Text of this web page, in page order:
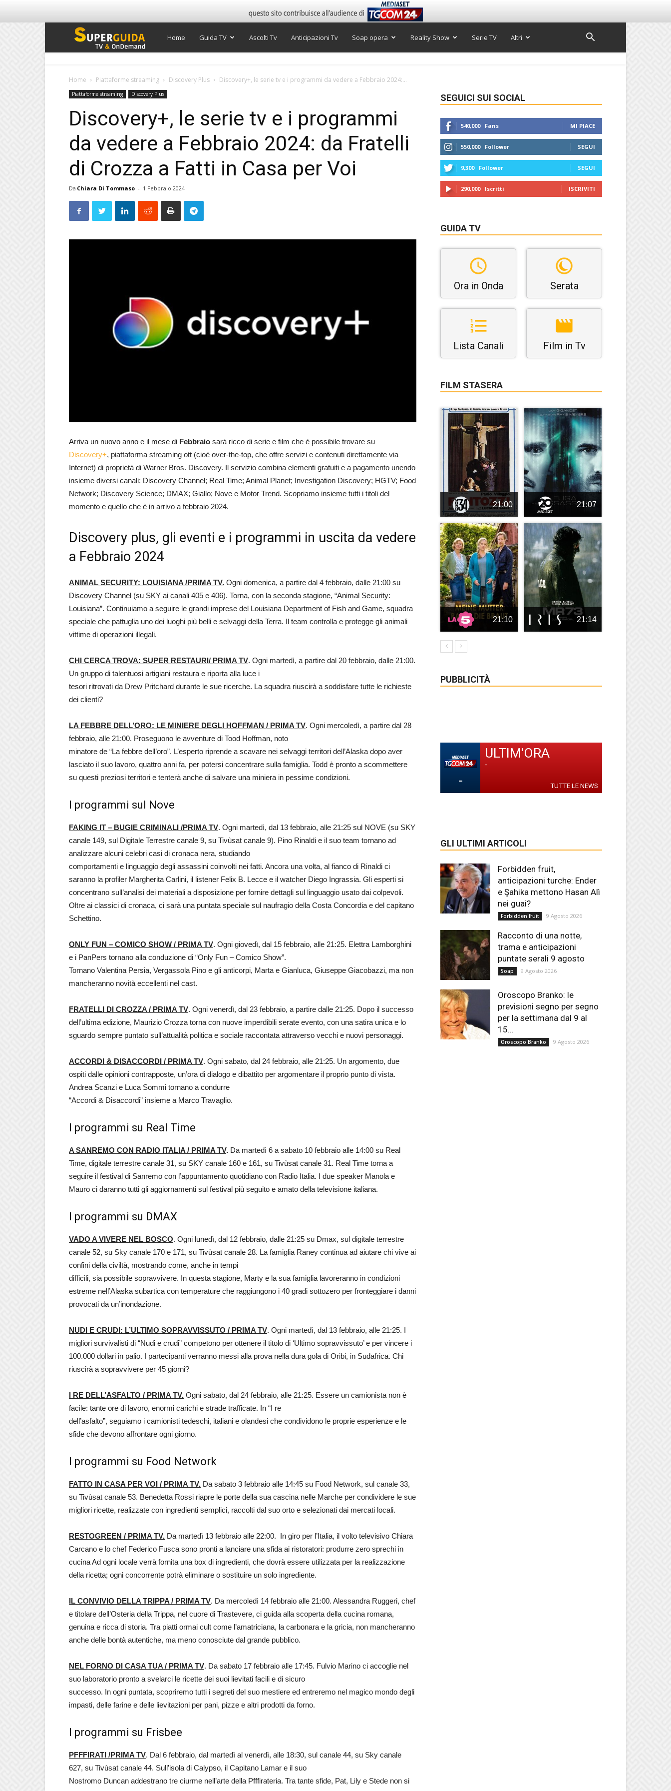
Super
TV
Home Guida TV Ascolti Tv Anticipazioni Tv Soap opera Reality Show Serie TV Altri
Home Piattaforme streaming Discovery Plus Discovery+, le serie tv e i programmi da vedere a Febbraio 2024:...
Piattaforme streaming Discovery Plus
Discovery+, le serie tv e i programmi
da vedere a Febbraio 2024: da Fratelli
di Crozza a Fatti in Casa per Voi
Da Chiara Di Tommaso - 1 Febbraio 2024
Arriva un nuovo anno e il mese di Febbraio sarà ricco di serie e film che è possibile trovare su
Discovery+, piattaforma streaming ott (cioè over-the-top, che offre servizi e contenuti direttamente via
Internet) di proprietà di Warner Bros. Discovery. Il servizio combina elementi gratuiti e a pagamento unendo
insieme diversi canali: Discovery Channel; Real Time; Animal Planet; Investigation Discovery; HGTV; Food
Network; Discovery Science; DMAX; Giallo; Nove e Motor Trend. Scopriamo insieme tutti i titoli del
momento e quello che è in arrivo a febbraio 2024.
Discovery plus, gli eventi e i programmi in uscita da vedere
a Febbraio 2024
ANIMAL SECURITY: LOUISIANA /PRIMA TV. Ogni domenica, a partire dal 4 febbraio, dalle 21:00 su
Discovery Channel (su SKY ai canali 405 e 406). Torna, con la seconda stagione, “Animal Security:
Louisiana”. Continuiamo a seguire le grandi imprese del Louisiana Department of Fish and Game, squadra
speciale che pattuglia uno dei luoghi più belli e selvaggi della Terra. Il team controlla e protegge gli animali
vittime di operazioni illegali.
CHI CERCA TROVA: SUPER RESTAURI/ PRIMA TV. Ogni martedì, a partire dal 20 febbraio, dalle 21:00.
Un gruppo di talentuosi artigiani restaura e riporta alla luce i
tesori ritrovati da Drew Pritchard durante le sue ricerche. La squadra riuscirà a soddisfare tutte le richieste
dei clienti?
LA FEBBRE DELL’ORO: LE MINIERE DEGLI HOFFMAN / PRIMA TV. Ogni mercoledì, a partire dal 28
febbraio, alle 21:00. Proseguono le avventure di Tood Hoffman, noto
minatore de “La febbre dell’oro”. L’esperto riprende a scavare nei selvaggi territori dell’Alaska dopo aver
lasciato il suo lavoro, quattro anni fa, per potersi concentrare sulla famiglia. Todd è pronto a scommettere
su questi preziosi territori e tenterà anche di salvare una miniera in pessime condizioni.
I programmi sul Nove
FAKING IT – BUGIE CRIMINALI /PRIMA TV. Ogni martedì, dal 13 febbraio, alle 21:25 sul NOVE (su SKY
canale 149, sul Digitale Terrestre canale 9, su Tivùsat canale 9). Pino Rinaldi e il suo team tornano ad
analizzare alcuni celebri casi di cronaca nera, studiando
comportamenti e linguaggio degli assassini coinvolti nei fatti. Ancora una volta, al fianco di Rinaldi ci
saranno la profiler Margherita Carlini, il listener Felix B. Lecce e il watcher Diego Ingrassia. Gli esperti si
concentrano sull’analisi dei materiali a disposizione per fornire dettagli sul linguaggio usato dai colpevoli.
Oltre ai classici di cronaca, ci sarà una puntata speciale sul naufragio della Costa Concordia e del capitano
Schettino.
ONLY FUN – COMICO SHOW / PRIMA TV. Ogni giovedì, dal 15 febbraio, alle 21:25. Elettra Lamborghini
e i PanPers tornano alla conduzione di “Only Fun – Comico Show”.
Tornano Valentina Persia, Vergassola Pino e gli anticorpi, Marta e Gianluca, Giuseppe Giacobazzi, ma non
mancheranno novità eccellenti nel cast.
FRATELLI DI CROZZA / PRIMA TV. Ogni venerdì, dal 23 febbraio, a partire dalle 21:25. Dopo il successo
dell’ultima edizione, Maurizio Crozza torna con nuove imperdibili serate evento, con una satira unica e lo
sguardo sempre puntato sull’attualità politica e sociale raccontata attraverso vecchi e nuovi personaggi.
ACCORDI & DISACCORDI / PRIMA TV. Ogni sabato, dal 24 febbraio, alle 21:25. Un argomento, due
ospiti dalle opinioni contrapposte, un’ora di dialogo e dibattito per argomentare il proprio punto di vista.
Andrea Scanzi e Luca Sommi tornano a condurre
“Accordi & Disaccordi” insieme a Marco Travaglio.
I programmi su Real Time
A SANREMO CON RADIO ITALIA / PRIMA TV. Da martedì 6 a sabato 10 febbraio alle 14:00 su Real
Time, digitale terrestre canale 31, su SKY canale 160 e 161, su Tivùsat canale 31. Real Time torna a
seguire il festival di Sanremo con l’appuntamento quotidiano con Radio Italia. I due speaker Manola e
Mauro ci daranno tutti gli aggiornamenti sul festival più seguito e amato della televisione italiana.
I programmi su DMAX
VADO A VIVERE NEL BOSCO. Ogni lunedì, dal 12 febbraio, dalle 21:25 su Dmax, sul digitale terrestre
canale 52, su Sky canale 170 e 171, su Tivùsat canale 28. La famiglia Raney continua ad aiutare chi vive ai
confini della civiltà, mostrando come, anche in tempi
difficili, sia possibile sopravvivere. In questa stagione, Marty e la sua famiglia lavoreranno in condizioni
estreme nell’Alaska subartica con temperature che raggiungono i 40 gradi sottozero per fronteggiare i danni
provocati da un’inondazione.
NUDI E CRUDI: L’ULTIMO SOPRAVVISSUTO / PRIMA TV. Ogni martedì, dal 13 febbraio, alle 21:25. I
migliori survivalisti di “Nudi e crudi” competono per ottenere il titolo di ‘Ultimo sopravvissuto’ e per vincere i
100.000 dollari in palio. I partecipanti verranno messi alla prova nella dura gola di Oribi, in Sudafrica. Chi
riuscirà a sopravvivere per 45 giorni?
I RE DELL’ASFALTO / PRIMA TV. Ogni sabato, dal 24 febbraio, alle 21:25. Essere un camionista non è
facile: tante ore di lavoro, enormi carichi e strade trafficate. In “I re
dell’asfalto”, seguiamo i camionisti tedeschi, italiani e olandesi che condividono le proprie esperienze e le
sfide che devono affrontare ogni giorno.
I programmi su Food Network
FATTO IN CASA PER VOI / PRIMA TV. Da sabato 3 febbraio alle 14:45 su Food Network, sul canale 33,
su Tivùsat canale 53. Benedetta Rossi riapre le porte della sua cascina nelle Marche per condividere le sue
migliori ricette, realizzate con ingredienti semplici, raccolti dal suo orto e selezionati dai mercati locali.
RESTOGREEN / PRIMA TV. Da martedì 13 febbraio alle 22:00. In giro per l’Italia, il volto televisivo Chiara
Carcano e lo chef Federico Fusca sono pronti a lanciare una sfida ai ristoratori: produrre zero sprechi in
cucina Ad ogni locale verrà fornita una box di ingredienti, che dovrà essere utilizzata per la realizzazione
della ricetta; ogni concorrente potrà eliminare o sostituire un solo ingrediente.
IL CONVIVIO DELLA TRIPPA / PRIMA TV. Da mercoledì 14 febbraio alle 21:00. Alessandra Ruggeri, chef
e titolare dell’Osteria della Trippa, nel cuore di Trastevere, ci guida alla scoperta della cucina romana,
genuina e ricca di storia. Tra piatti ormai cult come l’amatriciana, la carbonara e la gricia, non mancheranno
anche delle bontà autentiche, ma meno conosciute dal grande pubblico.
NEL FORNO DI CASA TUA / PRIMA TV. Da sabato 17 febbraio alle 17:45. Fulvio Marino ci accoglie nel
suo laboratorio pronto a svelarci le ricette dei suoi lievitati facili e di sicuro
successo. In ogni puntata, scopriremo tutti i segreti del suo mestiere ed entreremo nel magico mondo degli
impasti, delle farine e delle lievitazioni per pani, pizze e altri prodotti da forno.
I programmi su Frisbee
PFFFIRATI /PRIMA TV. Dal 6 febbraio, dal martedì al venerdì, alle 18:30, sul canale 44, su Sky canale
627, su Tivùsat canale 44. Sull’isola di Calypso, il Capitano Lamar e il suo
Nostromo Duncan addestrano tre ciurme nell’arte della Pfffirateria. Tra tante sfide, Pat, Lily e Stede non si
SEGUICI SUI SOCIAL
540,000 Fans MI PIACE
550,000 Follower SEGUI
9,300 Follower SEGUI
290,000 Iscritti ISCRIVITI
GUIDA TV
Ora in Onda Serata
Lista Canali Film in Tv
FILM STASERA
21:00 21:07
21:10 21:14
PUBBLICITÀ
-
ULTIM'ORA
-
TUTTE LE NEWS
GLI ULTIMI ARTICOLI
Forbidden fruit,
anticipazioni turche: Ender
e Şahika mettono Hasan Alì
nei guai?
Forbidden fruit 9 Agosto 2026
Racconto di una notte,
trama e anticipazioni
puntate serali 9 agosto
Soap 9 Agosto 2026
Oroscopo Branko: le
previsioni segno per segno
per la settimana dal 9 al
15...
Oroscopo Branko 9 Agosto 2026